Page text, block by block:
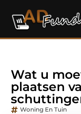
Wat u
plaatsen
Woning En Tuin